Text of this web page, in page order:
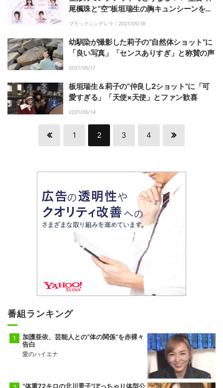
尾楓珠と“空”板垣瑞生の胸キュンシーンを総
復習！『ブラックシンデレラ』激動前半戦
ブラックシンデレラ｜ 2021/05/18
幼馴染が撮影した莉子の“自然体ショット”に
「良い写真」「センスありすぎ」と称賛の声
2021/05/17
板垣瑞生＆莉子の“仲良し2ショット”に「可
愛すぎる」「天使×天使」とファン歓喜
2021/05/14
1 2 3 4
番組ランキング
加護亜依、芸能人との“体の関係”を赤裸々
告白
愛のハイエナ
“体重72キロの北川景子”ぽっちゃり体型公